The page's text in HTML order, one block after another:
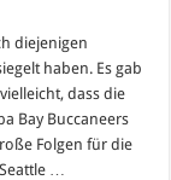
diejenigen
haben. Es gab
dass die
Bay Buccaneers
Folgen für die
…